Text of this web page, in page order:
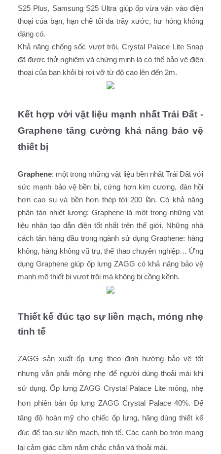
S25 Plus, Samsung S25 Ultra giúp ốp vừa vặn vào điện
thoại của bạn, hạn chế tối đa trầy xước, hư hỏng không
đáng có.
Khả năng chống sốc vượt trội, Crystal Palace Lite Snap
đã được thử nghiệm và chứng minh là có thể bảo vệ điện
thoại của bạn khỏi bị rơi vỡ từ độ cao lên đến 2m.
Kết hợp với vật liệu mạnh nhất Trái Đất -
Graphene tăng cường khả năng bảo vệ
thiết bị
Graphene: một trong những vật liệu bền nhất Trái Đất với
sức mạnh bảo vệ bền bỉ, cứng hơn kim cương, đàn hồi
hơn cao su và bền hơn thép tới 200 lần. Có khả năng
phân tán nhiệt lượng: Graphene là một trong những vật
liệu nhân tạo dẫn điện tốt nhất trên thế giới. Những nhà
cách tân hàng đầu trong ngành sử dụng Graphene: hàng
không, hàng không vũ trụ, thể thao chuyên nghiệp… Ứng
dụng Graphene giúp ốp lưng ZAGG có khả năng bảo vệ
mạnh mẽ thiết bị vượt trội mà không bị cồng kềnh.
Thiết kế đúc tạo sự liền mạch, mỏng nhẹ
tinh tế
ZAGG sản xuất ốp lưng theo định hướng bảo vệ tốt
nhưng vẫn phải mỏng nhẹ để người dùng thoải mái khi
sử dụng. Ốp lưng ZAGG Crystal Palace Lite mỏng, nhẹ
hơn phiên bản ốp lưng ZAGG Crystal Palace 40%. Để
tăng độ hoàn mỹ cho chiếc ốp lưng, hãng dùng thiết kế
đúc để tạo sự liền mạch, tinh tế. Các cạnh bo tròn mang
lại cảm giác cầm nắm chắc chắn và thoải mái.